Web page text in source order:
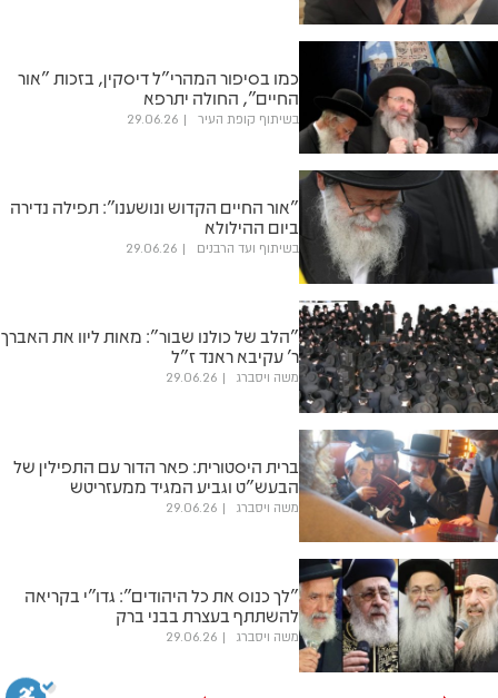
כמו בסיפור המהרי"ל דיסקין, בזכות "אור
החיים", החולה יתרפא
בשיתוף קופת העיר 29.06.26
"אור החיים הקדוש ונושענו": תפילה נדירה
ביום ההילולא
בשיתוף ועד הרבנים 29.06.26
"הלב של כולנו שבור": מאות ליוו את האברך
ר' עקיבא ראנד ז"ל
משה ויסברג 29.06.26
ברית היסטורית: פאר הדור עם התפילין של
הבעש"ט וגביע המגיד ממעזריטש
משה ויסברג 29.06.26
"לך כנוס את כל היהודים": גדו"י בקריאה
להשתתף בעצרת בבני ברק
משה ויסברג 29.06.26